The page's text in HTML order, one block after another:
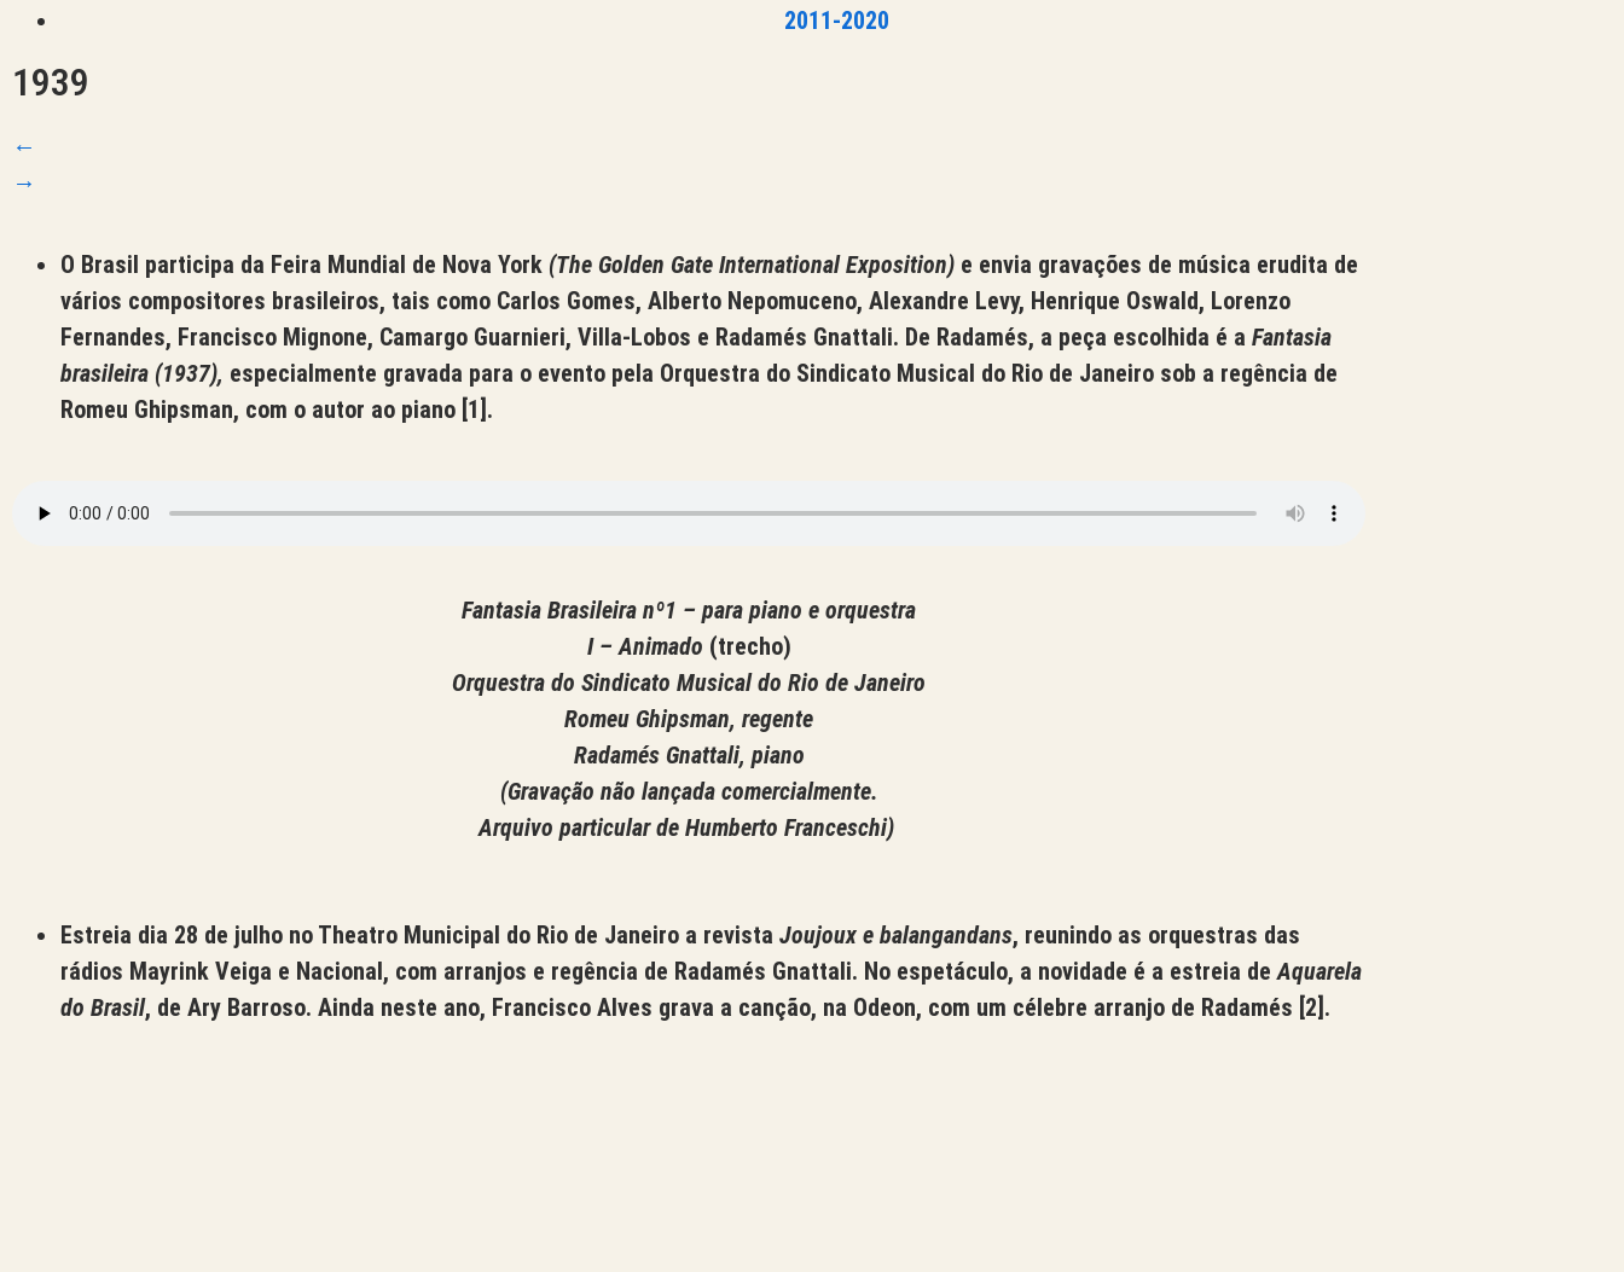
2011-2020
1939
←
→
O Brasil participa da Feira Mundial de Nova York (The Golden Gate International Exposition) e envia gravações de música erudita de
vários compositores brasileiros, tais como Carlos Gomes, Alberto Nepomuceno, Alexandre Levy, Henrique Oswald, Lorenzo
Fernandes, Francisco Mignone, Camargo Guarnieri, Villa-Lobos e Radamés Gnattali. De Radamés, a peça escolhida é a Fantasia
brasileira (1937), especialmente gravada para o evento pela Orquestra do Sindicato Musical do Rio de Janeiro sob a regência de
Romeu Ghipsman, com o autor ao piano [1] .
Fantasia Brasileira nº1 – para piano e orquestra
I – Animado (trecho)
Orquestra do Sindicato Musical do Rio de Janeiro
Romeu Ghipsman, regente
Radamés Gnattali, piano
(Gravação não lançada comercialmente.
Arquivo particular de Humberto Franceschi)
Estreia dia 28 de julho no Theatro Municipal do Rio de Janeiro a revista Joujoux e balangandans, reunindo as orquestras das
rádios Mayrink Veiga e Nacional, com arranjos e regência de Radamés Gnattali. No espetáculo, a novidade é a estreia deAquarela
do Brasil, de Ary Barroso. Ainda neste ano, Francisco Alves grava a canção, na Odeon, com um célebre arranjo de Radamés [2] .